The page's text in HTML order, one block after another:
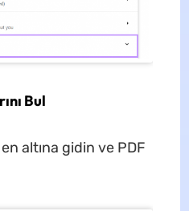
Bul
altına gidin ve PDF